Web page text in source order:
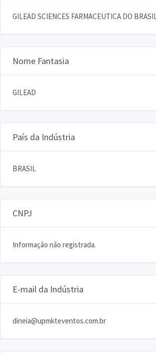
GILEAD SCIENCES FARMACEUTICA DO
Nome Fantasia
GILEAD
País da Indústria
BRASIL
CNPJ
Informação não registrada.
E-mail da Indústria
dineia@upmkteventos.com.br